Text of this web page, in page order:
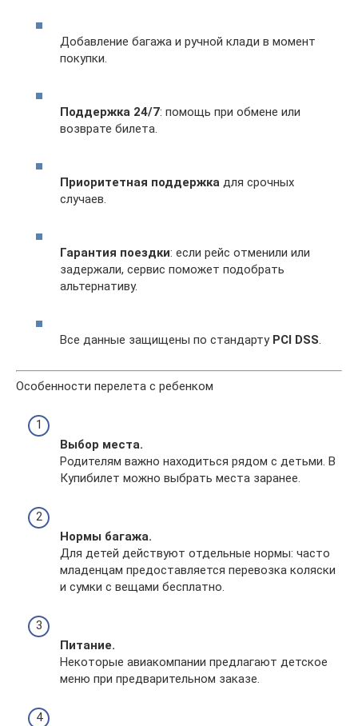
Добавление багажа и ручной клади в момент
покупки.
Поддержка 24/7: помощь при обмене или
возврате билета.
Приоритетная поддержка для срочных
случаев.
Гарантия поездки: если рейс отменили или
задержали, сервис поможет подобрать
альтернативу.
Все данные защищены по стандарту PCI DSS.
Особенности перелета с ребенком
Выбор места.
Родителям важно находиться рядом с детьми. В
Купибилет можно выбрать места заранее.
Нормы багажа.
Для детей действуют отдельные нормы: часто
младенцам предоставляется перевозка коляски
и сумки с вещами бесплатно.
Питание.
Некоторые авиакомпании предлагают детское
меню при предварительном заказе.